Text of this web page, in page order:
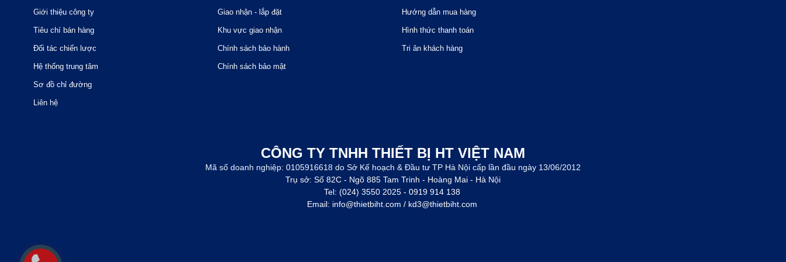
Giới thiệu công ty
Tiêu chí bán hàng
Đối tác chiến lược
Hệ thống trung tâm
Sơ đồ chỉ đường
Liên hệ
Giao nhận - lắp đặt
Khu vực giao nhận
Chính sách bảo hành
Chính sách bảo mật
Hướng dẫn mua hàng
Hình thức thanh toán
Tri ân khách hàng
CÔNG TY TNHH THIẾT BỊ HT VIỆT NAM
Mã số doanh nghiệp: 0105916618 do Sở Kế hoạch & Đầu tư TP Hà Nội cấp lần đầu ngày 13/06/2012
Trụ sở: Số 82C - Ngõ 885 Tam Trinh - Hoàng Mai - Hà Nội
Tel: (024) 3550 2025 - 0919 914 138
Email: info@thietbiht.com / kd3@thietbiht.com